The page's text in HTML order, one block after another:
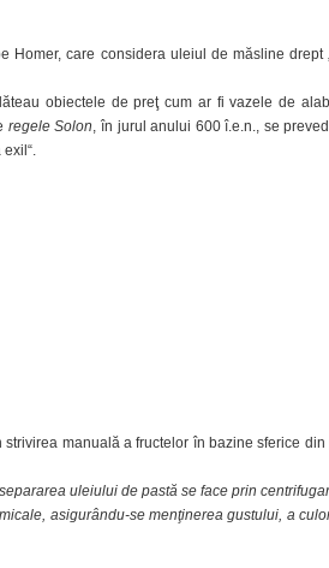
Homer, care considera uleiul de măsline drept
obiectele de preţ cum ar fi vazele de
regele Solon, în jurul anului 600 î.e.n., se
manuală a fructelor în bazine sferice din
uleiului de pastă se face prin
asigurându-se menţinerea gustului, a